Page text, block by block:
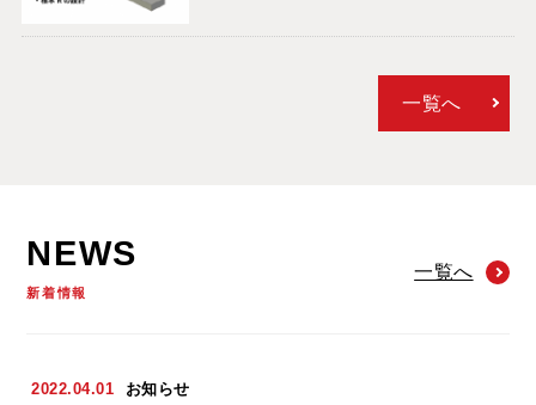
一覧へ
NEWS
新着情報
一覧へ
2022.04.01 お知らせ